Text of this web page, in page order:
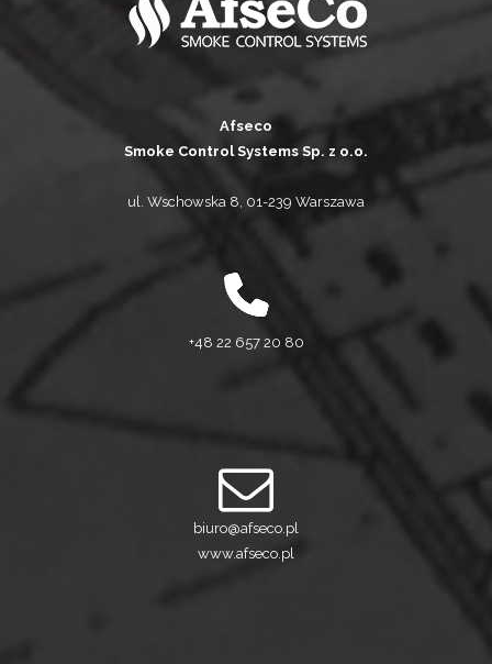
Afseco
Smoke Control Systems Sp. z o.o.
ul. Wschowska 8, 01-239 Warszawa
+48 22 657 20 80
biuro@afseco.pl
www.afseco.pl